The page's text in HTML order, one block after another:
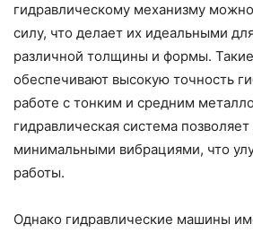
гидравлическому механизму
силу, что делает их идеальными
различной толщины и формы.
обеспечивают высокую точность
работе с тонким и средним
гидравлическая система
минимальными вибрациями, что
работы.
Однако гидравлические машины